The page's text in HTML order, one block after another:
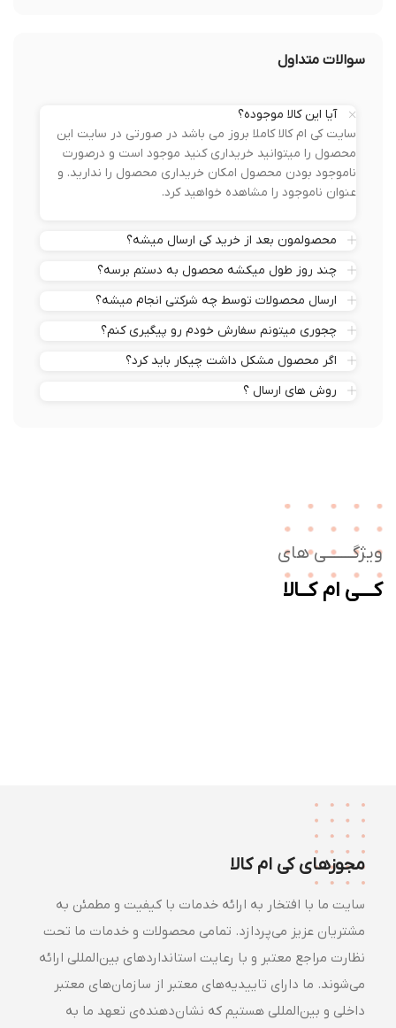
سوالات متداول
آیا این کالا موجوده؟
سایت کی ام کالا کاملا بروز می باشد در صورتی در سایت این
محصول را میتوانید خریداری کنید موجود است و درصورت
ناموجود بودن محصول امکان خریداری محصول را ندارید. و
عنوان ناموجود را مشاهده خواهید کرد.
محصولمون بعد از خرید کی ارسال میشه؟
چند روز طول میکشه محصول به دستم برسه؟
ارسال محصولات توسط چه شرکتی انجام میشه؟
چجوری میتونم سفارش خودم رو پیگیری کنم؟
اگر محصول مشکل داشت چیکار باید کرد؟
روش های ارسال ؟
های
ام کــالا
مجوزهای کی ام کالا
سایت ما با افتخار به ارائه خدمات با کیفیت و مطمئن به
مشتریان عزیز می‌پردازد. تمامی محصولات و خدمات ما تحت
نظارت مراجع معتبر و با رعایت استانداردهای بین‌المللی ارائه
می‌شوند. ما دارای تاییدیه‌های معتبر از سازمان‌های معتبر
داخلی و بین‌المللی هستیم که نشان‌دهنده‌ی تعهد ما به